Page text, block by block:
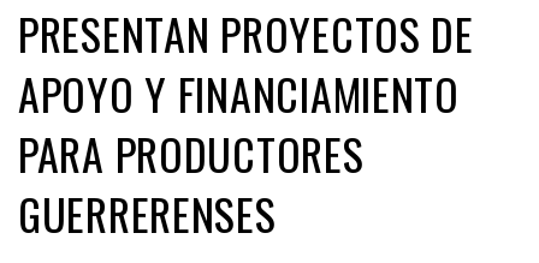
PRESENTAN PROYECTOS DE
APOYO Y FINANCIAMIENTO
PARA PRODUCTORES
GUERRERENSES